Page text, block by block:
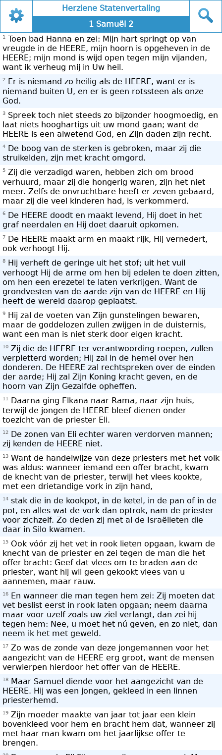
1
Toen bad Hanna en zei: Mijn hart springt op van
vreugde in de HEERE, mijn hoorn is opgeheven in de
HEERE; mijn mond is wijd open tegen mijn vijanden,
want ik verheug mij in Uw heil.
2
Er is niemand zo heilig als de HEERE, want er is
niemand buiten U, en er is geen rotssteen als onze
God.
3 Spreek toch niet steeds zo bijzonder hoogmoedig, en
laat niets hooghartigs uit uw mond gaan; want de
HEERE is een alwetend God, en Zijn daden zijn recht.
4
De boog van de sterken is gebroken, maar zij die
struikelden, zijn met kracht omgord.
5 Zij die verzadigd waren, hebben zich om brood
verhuurd, maar zij die hongerig waren, zijn het niet
meer. Zelfs de onvruchtbare heeft er zeven gebaard,
maar zij die veel kinderen had, is verkommerd.
6 De HEERE doodt en maakt levend, Hij doet in het
graf neerdalen en Hij doet daaruit opkomen.
7
De HEERE maakt arm en maakt rijk, Hij vernedert,
ook verhoogt Hij.
8
Hij verheft de geringe uit het stof; uit het vuil
verhoogt Hij de arme om hen bij edelen te doen zitten,
om hen een erezetel te laten verkrijgen. Want de
grondvesten van de aarde zijn van de HEERE en Hij
heeft de wereld daarop geplaatst.
9 Hij zal de voeten van Zijn gunstelingen bewaren,
maar de goddelozen zullen zwijgen in de duisternis,
want een man is niet sterk door eigen kracht.
10 Zij die de HEERE ter verantwoording roepen, zullen
verpletterd worden; Hij zal in de hemel over hen
donderen. De HEERE zal rechtspreken over de einden
der aarde; Hij zal Zijn Koning kracht geven, en de
hoorn van Zijn Gezalfde opheffen.
11
Daarna ging Elkana naar Rama, naar zijn huis,
terwijl de jongen de HEERE bleef dienen onder
toezicht van de priester Eli.
12 De zonen van Eli echter waren verdorven mannen;
zij kenden de HEERE niet.
13 Want de handelwijze van deze priesters met het volk
was aldus: wanneer iemand een offer bracht, kwam
de knecht van de priester, terwijl het vlees kookte,
met een drietandige vork in zijn hand,
14 stak die in de kookpot, in de ketel, in de pan of in de
pot, en alles wat de vork dan optrok, nam de priester
voor zichzelf. Zo deden zij met al de Israëlieten die
daar in Silo kwamen.
15 Ook vóór zij het vet in rook lieten opgaan, kwam de
knecht van de priester en zei tegen de man die het
offer bracht: Geef dat vlees om te braden aan de
priester, want hij wil geen gekookt vlees van u
aannemen, maar rauw.
16
En wanneer die man tegen hem zei: Zij moeten dat
vet beslist eerst in rook laten opgaan; neem daarna
maar voor uzelf zoals uw ziel verlangt, dan zei hij
tegen hem: Nee, u moet het nú geven, en zo niet, dan
neem ik het met geweld.
17 Zo was de zonde van deze jongemannen voor het
aangezicht van de HEERE erg groot, want de mensen
verwierpen hierdoor het offer van de HEERE.
18 Maar Samuel diende voor het aangezicht van de
HEERE. Hij was een jongen, gekleed in een linnen
priesterhemd.
19 Zijn moeder maakte van jaar tot jaar een klein
bovenkleed voor hem en bracht hem dat, wanneer zij
met haar man kwam om het jaarlijkse offer te
brengen.
Herziene Statenvertaling
1 Samuël 2